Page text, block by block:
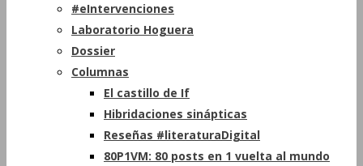
#eIntervenciones
Laboratorio Hoguera
Dossier
Columnas
El castillo de If
Hibridaciones sinápticas
Reseñas #literaturaDigital
80P1VM: 80 posts en 1 vuelta al mundo